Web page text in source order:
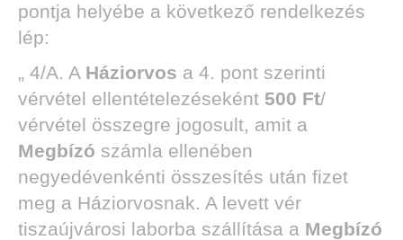
pontja helyébe a következő rendelkezés
lép:
„ 4/A. A Háziorvos a 4. pont szerinti
vérvétel ellentételezéseként 500 Ft/
vérvétel összegre jogosult, amit a
Megbízó számla ellenében
negyedévenkénti összesítés után fizet
meg a Háziorvosnak. A levett vér
tiszaújvárosi laborba szállítása a Megbízó